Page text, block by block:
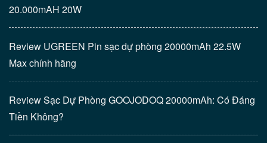
20.000mAH 20W
Review UGREEN Pin sạc dự phòng 20000mAh 22.5W
Max chính hãng
Review Sạc Dự Phòng GOOJODOQ 20000mAh: Có Đáng
Tiền Không?